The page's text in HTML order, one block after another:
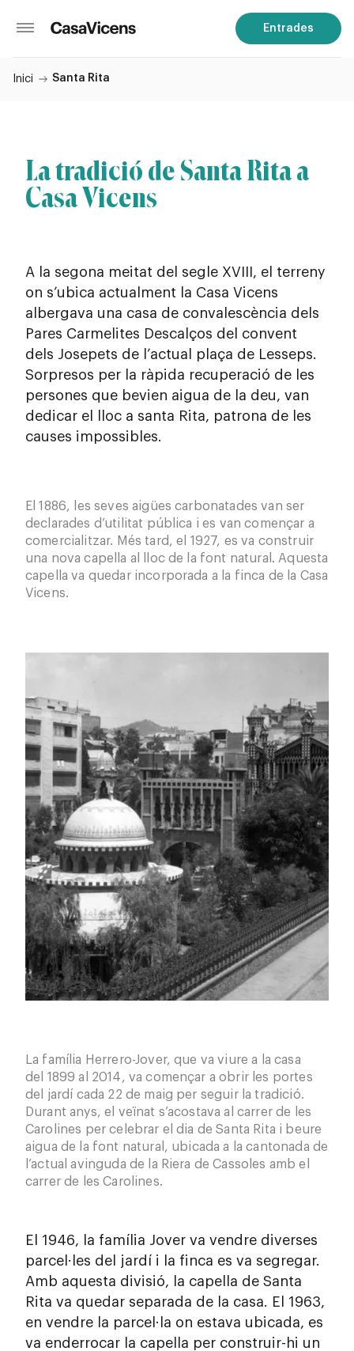
Entrades
Inici Santa Rita
La tradició de Santa Rita a
Casa Vicens
A la segona meitat del segle XVIII, el terreny
on s’ubica actualment la Casa Vicens
albergava una casa de convalescència dels
Pares Carmelites Descalços del convent
dels Josepets de l’actual plaça de Lesseps.
Sorpresos per la ràpida recuperació de les
persones que bevien aigua de la deu, van
dedicar el lloc a santa Rita, patrona de les
causes impossibles.
El 1886, les seves aigües carbonatades van ser
declarades d’utilitat pública i es van començar a
comercialitzar. Més tard, el 1927, es va construir
una nova capella al lloc de la font natural. Aquesta
capella va quedar incorporada a la finca de la Casa
Vicens.
La família Herrero-Jover, que va viure a la casa
del 1899 al 2014, va començar a obrir les portes
del jardí cada 22 de maig per seguir la tradició.
Durant anys, el veïnat s’acostava al carrer de les
Carolines per celebrar el dia de Santa Rita i beure
aigua de la font natural, ubicada a la cantonada de
l’actual avinguda de la Riera de Cassoles amb el
carrer de les Carolines.
El 1946, la família Jover va vendre diverses
parcel·les del jardí i la finca es va segregar.
Amb aquesta divisió, la capella de Santa
Rita va quedar separada de la casa. El 1963,
en vendre la parcel·la on estava ubicada, es
va enderrocar la capella per construir-hi un